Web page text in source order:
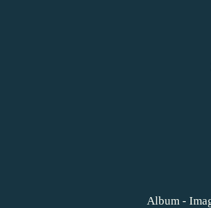
Album -